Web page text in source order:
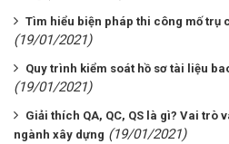
Tìm hiểu biện pháp thi công mố trụ
(19/01/2021)
Quy trình kiểm soát hồ sơ tài liệu
(19/01/2021)
Giải thích QA, QC, QS là gì? Vai trò
ngành xây dựng (19/01/2021)